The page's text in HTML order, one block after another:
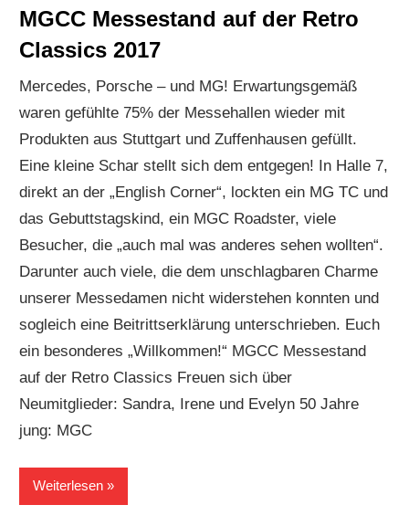
MGCC Messestand auf der Retro
Classics 2017
Mercedes, Porsche – und MG! Erwartungsgemäß
waren gefühlte 75% der Messehallen wieder mit
Produkten aus Stuttgart und Zuffenhausen gefüllt.
Eine kleine Schar stellt sich dem entgegen! In Halle 7,
direkt an der „English Corner“, lockten ein MG TC und
das Gebuttstagskind, ein MGC Roadster, viele
Besucher, die „auch mal was anderes sehen wollten“.
Darunter auch viele, die dem unschlagbaren Charme
unserer Messedamen nicht widerstehen konnten und
sogleich eine Beitrittserklärung unterschrieben. Euch
ein besonderes „Willkommen!“ MGCC Messestand
auf der Retro Classics Freuen sich über
Neumitglieder: Sandra, Irene und Evelyn 50 Jahre
jung: MGC
Weiterlesen